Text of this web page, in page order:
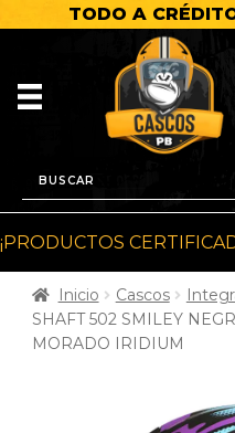
TODO A
¡PRODUCTOS
Inicio Cascos
SHAFT 502 SMILEY
MORADO IRIDIUM